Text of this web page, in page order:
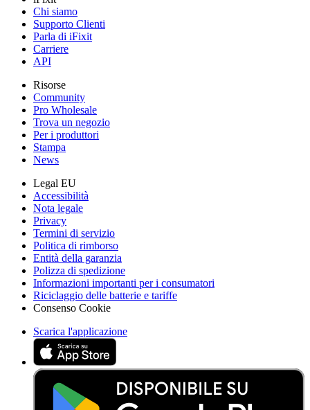
Chi siamo
Supporto Clienti
Parla di iFixit
Carriere
API
Risorse
Community
Pro Wholesale
Trova un negozio
Per i produttori
Stampa
News
Legal EU
Accessibilità
Nota legale
Privacy
Termini di servizio
Politica di rimborso
Entità della garanzia
Polizza di spedizione
Informazioni importanti per i consumatori
Riciclaggio delle batterie e tariffe
Consenso Cookie
Scarica l'applicazione